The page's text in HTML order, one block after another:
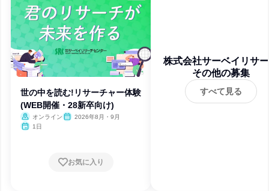
世の中を読む!リサーチャー体験
(WEB開催・28新卒向け)
オンライン
2026年8月・9月
1日
お気に入り
株式会社サーベイリサ
センター
その他の募集
すべて見る